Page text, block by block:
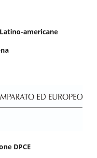
americane
DPCE